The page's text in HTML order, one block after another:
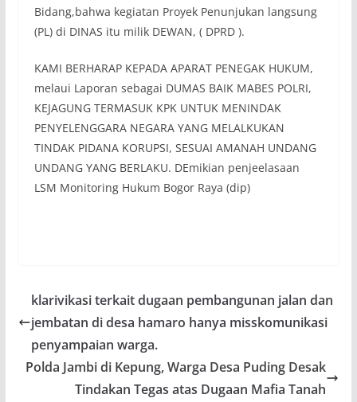
Bidang,bahwa kegiatan Proyek Penunjukan langsung
(PL) di DINAS itu milik DEWAN, ( DPRD ).
KAMI BERHARAP KEPADA APARAT PENEGAK HUKUM,
melaui Laporan sebagai DUMAS BAIK MABES POLRI,
KEJAGUNG TERMASUK KPK UNTUK MENINDAK
PENYELENGGARA NEGARA YANG MELALKUKAN
TINDAK PIDANA KORUPSI, SESUAI AMANAH UNDANG
UNDANG YANG BERLAKU. DEmikian penjeelasaan
LSM Monitoring Hukum Bogor Raya (dip)
klarivikasi terkait dugaan pembangunan jalan dan
jembatan di desa hamaro hanya misskomunikasi
penyampaian warga.
Polda Jambi di Kepung, Warga Desa Puding Desak
Tindakan Tegas atas Dugaan Mafia Tanah